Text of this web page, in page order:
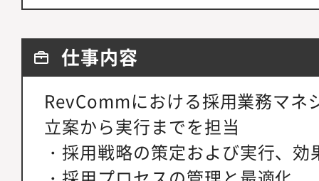
仕事内容
RevCommにおける採用業務マネ
立案から実行までを担当
・採用戦略の策定および実行、効